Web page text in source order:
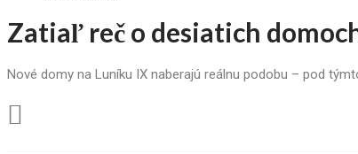
Zatiaľ reč o desiatich
Nové domy na Luníku IX naberajú reálnu podobu – pod